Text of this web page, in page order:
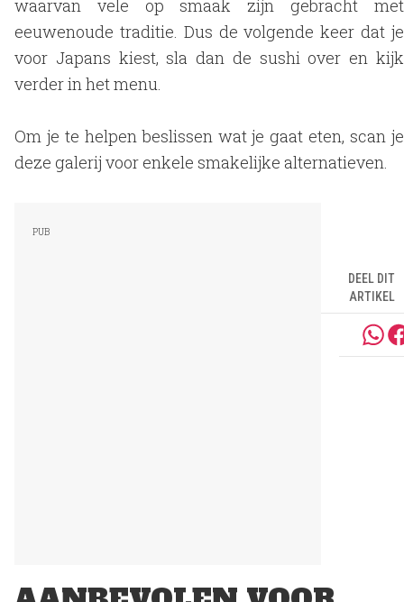
waarvan vele op smaak zijn gebracht met
eeuwenoude traditie. Dus de volgende keer dat je
voor Japans kiest, sla dan de sushi over en kijk
verder in het menu.
Om je te helpen beslissen wat je gaat eten, scan je
deze galerij voor enkele smakelijke alternatieven.
DEEL DIT
ARTIKEL